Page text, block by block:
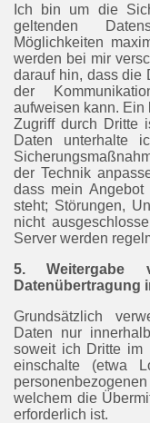
Ich bin um die
geltenden
Möglichkeiten
werden bei mir
darauf hin, dass die
der
aufweisen kann. Ein
Zugriff durch Dritte
Daten unterhalte
der Technik
dass mein Angebot
steht; Störungen,
nicht
Server werden
5.
Datenübertragung
Grundsätzlich
Daten nur
soweit ich Dritte im
einschalte (etwa
welchem die
erforderlich ist.